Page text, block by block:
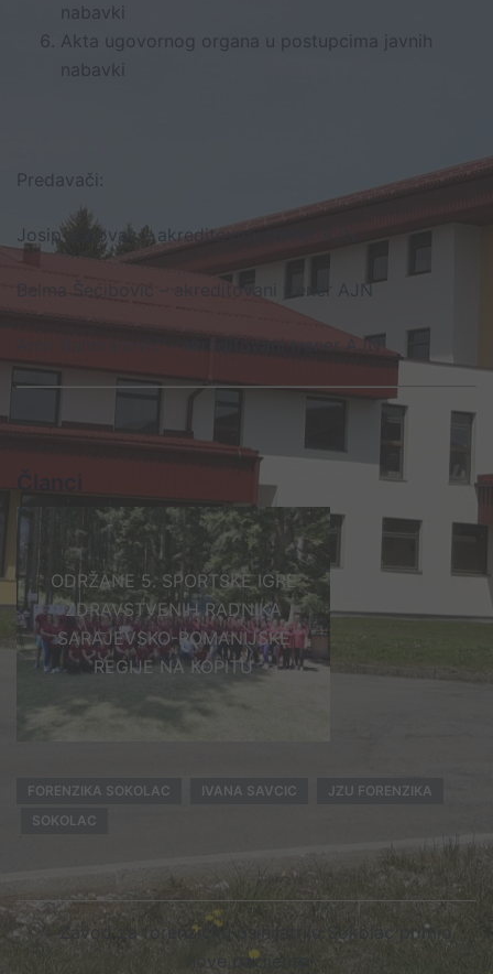
nabavki
Akta ugovornog organa u postupcima javnih
nabavki
Predavači:
Josip Jakovac – akreditovani trener AJN
Belma Šećibović – akreditovani trener AJN
Amir Rahmanović – akreditovani trener AJN
Članci
ODRŽANE 5. SPORTSKE IGRE
ZDRAVSTVENIH RADNIKA
SARAJEVSKO-ROMANIJSKE
REGIJE NA KOPITU
FORENZIKA SOKOLAC IVANA SAVCIC
JZU FORENZIKA
SOKOLAC
Post
navigation
Zavod za forenzičku psihijatriju Sokolac primio
nove pacijente